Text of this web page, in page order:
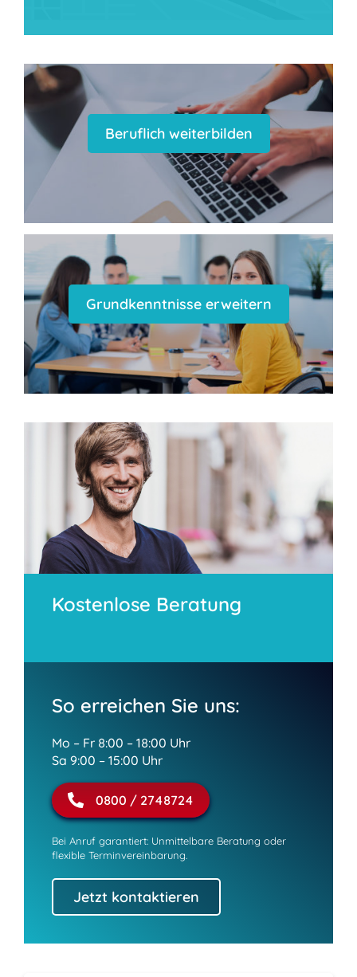
Beruflich weiterbilden
Grundkenntnisse erweitern
Kostenlose Beratung
So erreichen Sie uns:
Mo – Fr 8:00 – 18:00 Uhr
Sa 9:00 – 15:00 Uhr
0800 / 2748724
Bei Anruf garantiert: Unmittelbare Beratung oder
flexible Terminvereinbarung.
Jetzt kontaktieren